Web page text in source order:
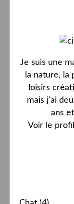
Je suis une
la nature, la
loisirs
mais j'ai
ans
Voir le